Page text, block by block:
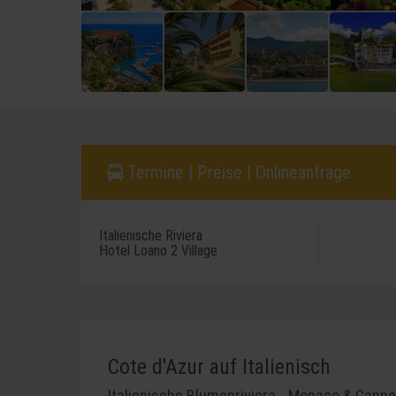
Termine | Preise | Onlineanfrage
Italienische Riviera
Hotel Loano 2 Village
Cote d'Azur auf Italienisch